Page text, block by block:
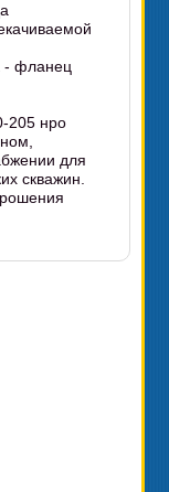
- фланец
205 нро
для
скважин.